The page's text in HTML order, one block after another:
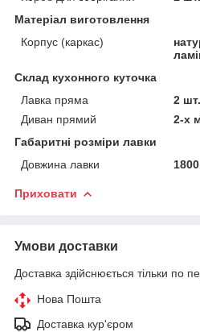
Матеріал виготовлення
Корпус (каркас)
Склад кухонного куточка
Лавка пряма
2 шт.
Диван прямий
2-х
Габаритні розміри лавки
Довжина лавки
Приховати
Умови доставки
Доставка здійснюється тільки по
Нова Пошта
Доставка кур'єром